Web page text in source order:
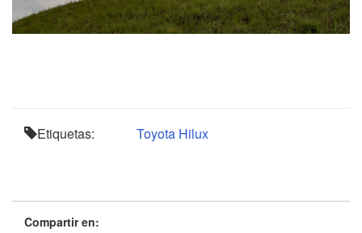
Etiquetas: Toyota Hilux
Compartir en: